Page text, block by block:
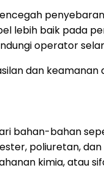
lebih baik pada
operator
dan
bahan-bahan
poliuretan,
kimia, atau